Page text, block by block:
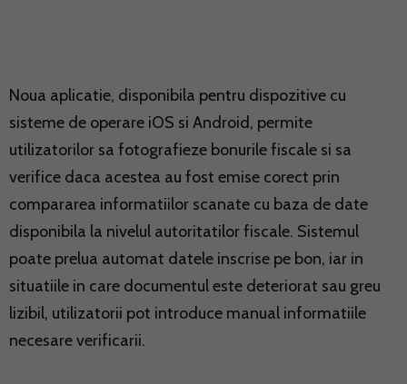
Noua aplicatie, disponibila pentru dispozitive cu
sisteme de operare iOS si Android, permite
utilizatorilor sa fotografieze bonurile fiscale si sa
verifice daca acestea au fost emise corect prin
compararea informatiilor scanate cu baza de date
disponibila la nivelul autoritatilor fiscale. Sistemul
poate prelua automat datele inscrise pe bon, iar in
situatiile in care documentul este deteriorat sau greu
lizibil, utilizatorii pot introduce manual informatiile
necesare verificarii.